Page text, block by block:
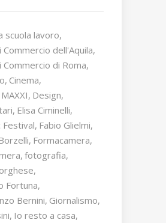
scuola lavoro
Commercio dell'Aquila
Commercio di Roma
Cinema
Design
Elisa Ciminelli
Festival Fabio Glielmi
Formacamera
fotografia
Fortuna
Bernini Giornalismo
Io resto a casa